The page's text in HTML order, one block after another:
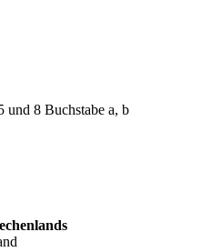
und 8 Buchstabe a, b